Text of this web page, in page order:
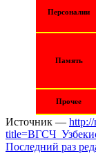
Персоналии
Память
Прочее
Источник —
Последний раз